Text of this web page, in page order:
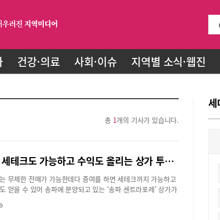
건강·의료 사회·이슈 지역별 소식·웹진
총 1개의 기사가 있습니다.
증여로 세테크도 가능하고 수익도 올리는 상가 투자, ‘송파 센트라포레’
무제한 전매가 가능한데다 증여를 하면 세테크까지 가능하고
얻을 수 있어 송파에 분양되고 있는 ‘송파 센트라포레’ 상가가
을 돌려보는 것도 필요한 시기이다.현재 분양 중인 ‘송파 센트
세